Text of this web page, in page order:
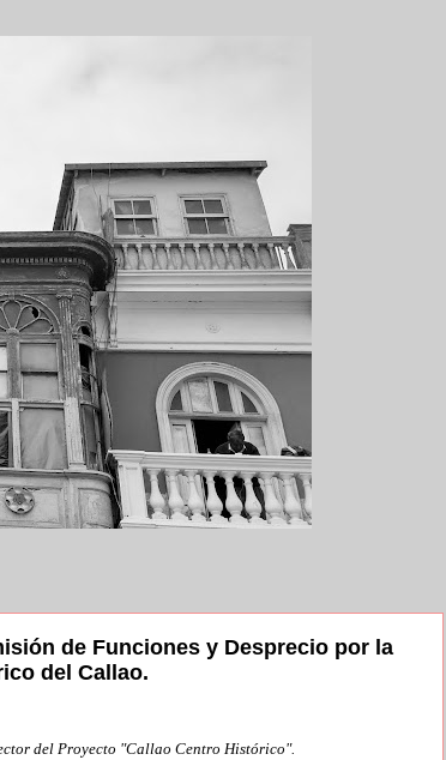
de Funciones y Desprecio por la
del Callao.
del Proyecto "Callao Centro Histórico".